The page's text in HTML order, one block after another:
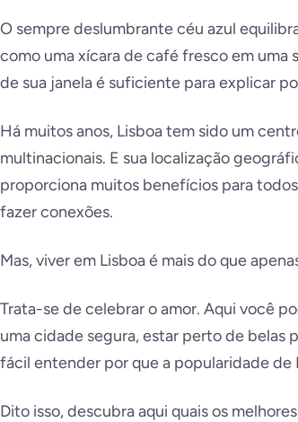
O sempre deslumbrante céu azul
como uma xícara de café fresco em uma
de sua janela é suficiente para explicar
Há muitos anos, Lisboa tem sido um
multinacionais. E sua localização
proporciona muitos benefícios para
fazer conexões.
Mas, viver em Lisboa é mais do que
Trata-se de celebrar o amor. Aqui você
uma cidade segura, estar perto de belas
fácil entender por que a popularidade de
Dito isso, descubra aqui quais os